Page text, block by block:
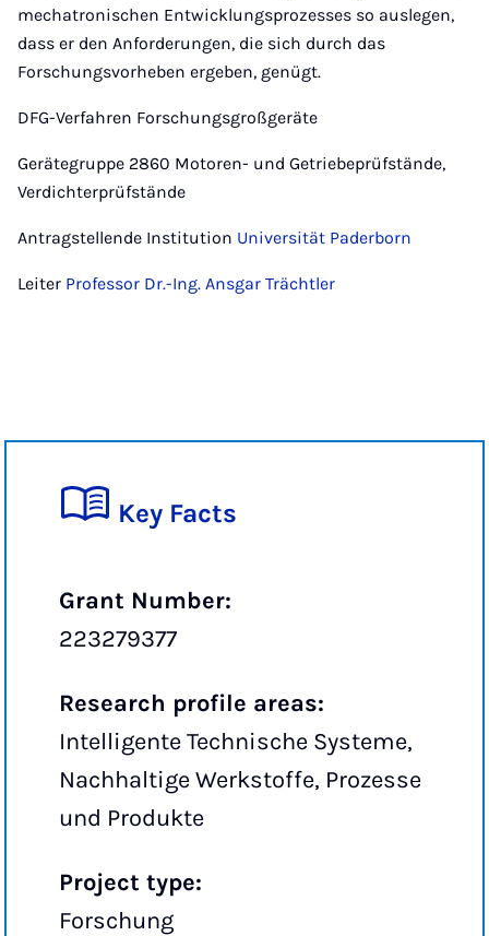
mechatronischen Entwicklungsprozesses so auslegen,
dass er den Anforderungen, die sich durch das
Forschungsvorheben ergeben, genügt.
DFG-Verfahren Forschungsgroßgeräte
Gerätegruppe 2860 Motoren- und Getriebeprüfstände,
Verdichterprüfstände
Antragstellende Institution Universität Paderborn
Leiter Professor Dr.-Ing. Ansgar Trächtler
Key Facts
Grant Number:
223279377
Research profile areas:
Intelligente Technische Systeme,
Nachhaltige Werkstoffe, Prozesse
und Produkte
Project type:
Forschung